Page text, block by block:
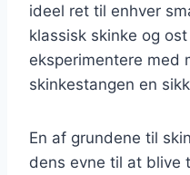
ideel ret til enhver
klassisk skinke og
eksperimentere med
skinkestangen en
En af grundene til
dens evne til at blive